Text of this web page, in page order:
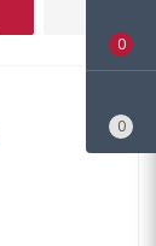
0
0